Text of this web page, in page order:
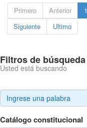
Primero Anterior 1
Siguiente
Ultimo
Filtros de búsqueda
Usted está buscando
Catálogo constitucional